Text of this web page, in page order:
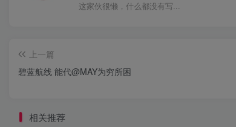
这家伙很懒，什么都没有写...
上一篇
碧蓝航线 能代@MAY为穷所困
相关推荐